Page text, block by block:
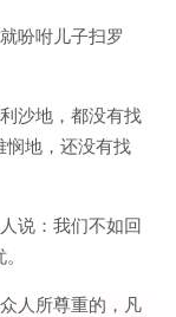
吩咐儿子扫罗
沙地，都没有找
悯地，还没有找
说：我们不如回
人所尊重的，凡